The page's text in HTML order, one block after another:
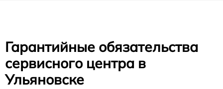
Гарантийные обязательства
сервисного центра в
Ульяновске